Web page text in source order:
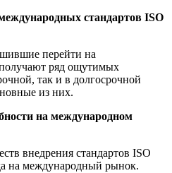
стандартов ISO
перейти на
ряд ощутимых
так и в долгосрочной
из них.
на международном
внедрения стандартов ISO
на международный рынок.